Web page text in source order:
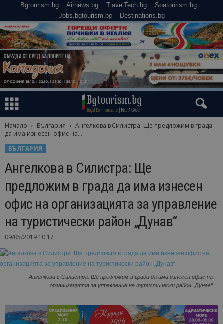
Bgtourism.bg Airnews.bg TravelTech.bg
Spatourism.bg
Jobs.bgtourism.bg
Destinations.bg
Начало България
Ангелкова в Силистра: Ще предложим в града
да има изнесен офис на...
БЪЛГАРИЯ
Ангелкова в Силистра: Ще
предложим в града да има изнесен
офис на организацията за управление
на туристически район „Дунав“
09/05/2019 10:17
Ангелкова в Силистра: Ще предложим в града да има изнесен офис на
организацията за управление на туристически район „Дунав“